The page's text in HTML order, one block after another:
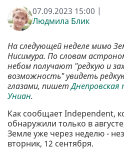
07.09.2023 15:00 |
Людмила Блик
На следующей неделе мимо
Нисимура. По словам
небом получают "редкую и
возможность" увидеть
глазами, пишетДнепровская
Униан.
Как сообщает Independent,
обнаружили только в
Земле уже через неделю -
вторник, 12 сентября.